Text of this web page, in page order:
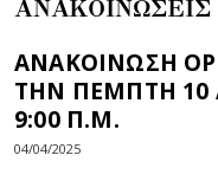
ΑΝΑΚΟΙΝΩΣΕΙΣ
ΑΝΑΚΟΙΝΩΣΗ
ΤΗΝ ΠΕΜΠΤΗ 10
9:00 Π.Μ.
04/04/2025